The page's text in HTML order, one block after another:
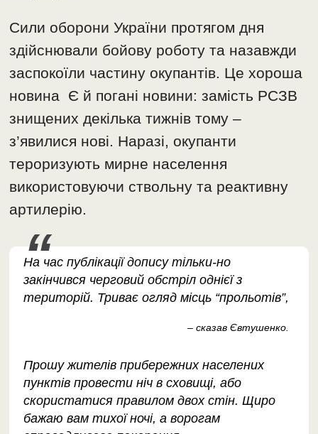
Сили оборони України протягом дня
здійснювали бойову роботу та назавжди
заспокоїли частину окупантів. Це хороша
новина Є й погані новини: замість РСЗВ
знищених декілька тижнів тому –
з’явилися нові. Наразі, окупанти
тероризують мирне населення
використовуючи ствольну та реактивну
артилерію.
На час публікації допису тільки-но
закінчився черговий обстріл однієї з
територій. Триває огляд місць “прольотів”,
– сказав Євтушенко.
Прошу жителів прибережних населених
пунктів провести ніч в сховищі, або
скористатися правилом двох стін. Щиро
бажаю вам тихої ночі, а ворогам